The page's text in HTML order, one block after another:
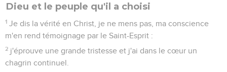
Dieu et le peuple qu'il a choisi
1 Je dis la vérité en Christ, je ne mens pas, ma conscience
m'en rend témoignage par le Saint-Esprit :
2 j'éprouve une grande tristesse et j'ai dans le cœur un
chagrin continuel.